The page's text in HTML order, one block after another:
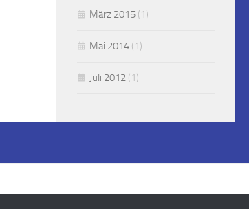
März 2015 (1)
Mai 2014 (1)
Juli 2012 (1)